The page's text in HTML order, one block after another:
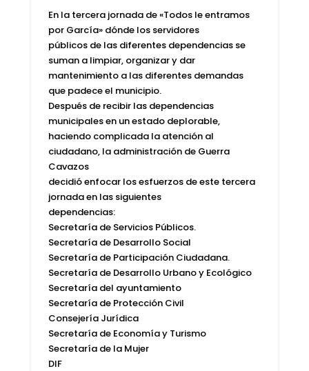
En la tercera jornada de «Todos le entramos
por García» dónde los servidores
públicos de las diferentes dependencias se
suman a limpiar, organizar y dar
mantenimiento a las diferentes demandas
que padece el municipio.
Después de recibir las dependencias
municipales en un estado deplorable,
haciendo complicada la atención al
ciudadano, la administración de Guerra
Cavazos
decidió enfocar los esfuerzos de este tercera
jornada en las siguientes
dependencias:
Secretaría de Servicios Públicos.
Secretaría de Desarrollo Social
Secretaría de Participación Ciudadana.
Secretaría de Desarrollo Urbano y Ecológico
Secretaría del ayuntamiento
Secretaría de Protección Civil
Consejería Jurídica
Secretaría de Economía y Turismo
Secretaría de la Mujer
DIF